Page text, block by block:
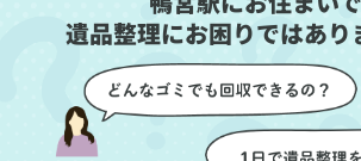
場所も含め、プロの力を
実感しました。
特に、物が散乱していた
部屋の整理や、細かなア
イテムの仕分けを迅速か
つ丁寧に対応していただ
や注意点
していた
ちらも安
業を見守
した。運
壁や床を
遺品整理にお困りではあり